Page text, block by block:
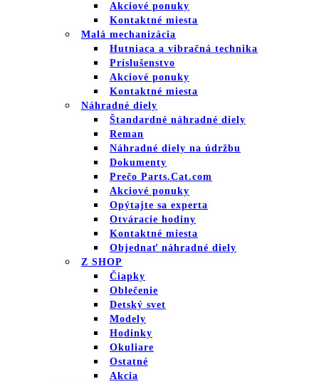
Akciové ponuky
Kontaktné miesta
Malá mechanizácia
Hutniaca a vibračná technika
Príslušenstvo
Akciové ponuky
Kontaktné miesta
Náhradné diely
Štandardné náhradné diely
Reman
Náhradné diely na údržbu
Dokumenty
Prečo Parts.Cat.com
Akciové ponuky
Opýtajte sa experta
Otváracie hodiny
Kontaktné miesta
Objednať náhradné diely
Z SHOP
Čiapky
Oblečenie
Detský svet
Modely
Hodinky
Okuliare
Ostatné
Akcia